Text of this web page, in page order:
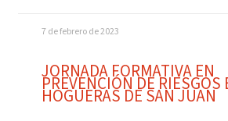
7 de febrero de 2023
JORNADA FORMATIVA EN
PREVENCIÓN DE RIESGOS
HOGUERAS DE SAN JUAN